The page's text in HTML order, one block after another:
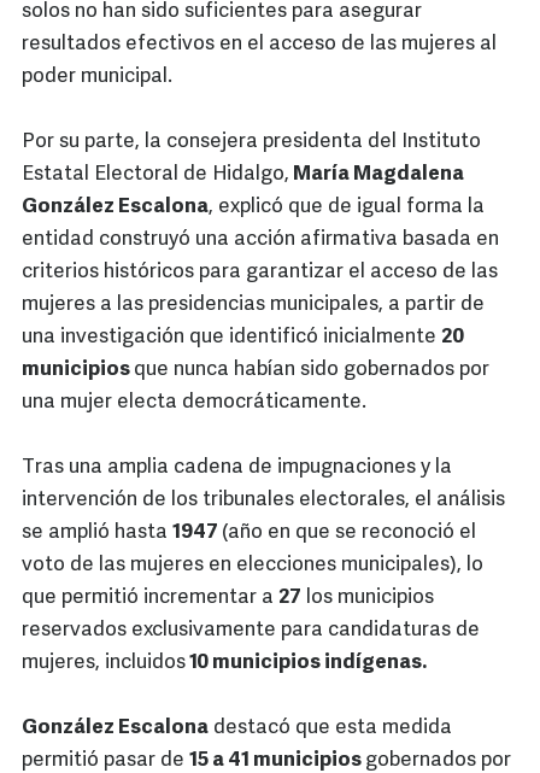
solos no han sido suficientes para asegurar
resultados efectivos en el acceso de las mujeres al
poder municipal.
Por su parte, la consejera presidenta del Instituto
Estatal Electoral de Hidalgo, María Magdalena
González Escalona, explicó que de igual forma la
entidad construyó una acción afirmativa basada en
criterios históricos para garantizar el acceso de las
mujeres a las presidencias municipales, a partir de
una investigación que identificó inicialmente 20
municipios que nunca habían sido gobernados por
una mujer electa democráticamente.
Tras una amplia cadena de impugnaciones y la
intervención de los tribunales electorales, el análisis
se amplió hasta 1947 (año en que se reconoció el
voto de las mujeres en elecciones municipales), lo
que permitió incrementar a 27 los municipios
reservados exclusivamente para candidaturas de
mujeres, incluidos10 municipios indígenas.
González Escalona destacó que esta medida
permitió pasar de 15 a 41 municipios gobernados por